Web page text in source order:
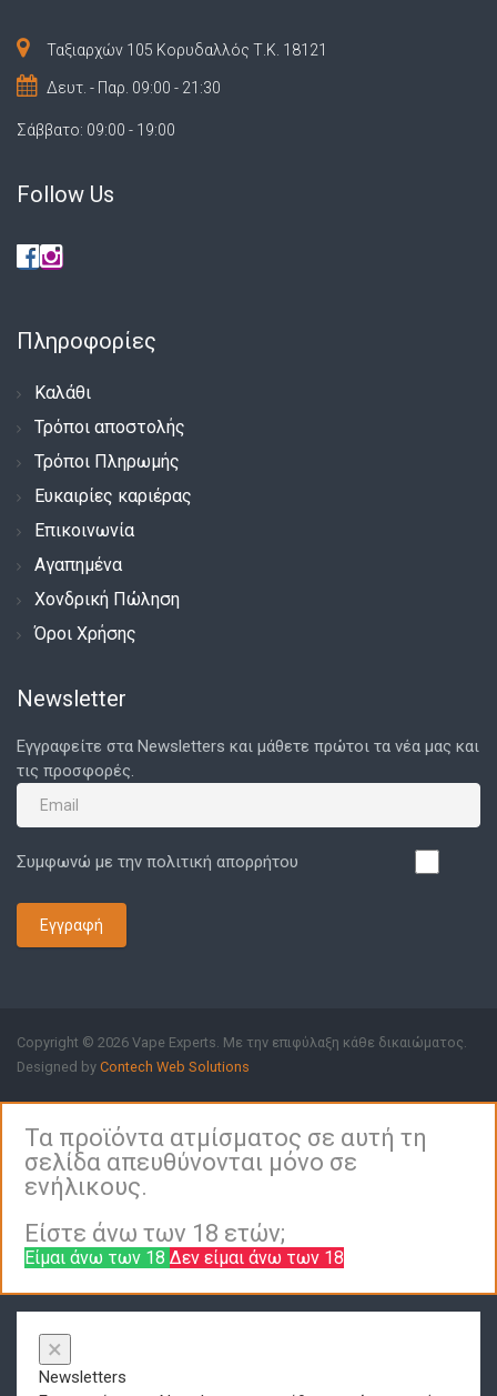
Ταξιαρχών 105 Κορυδαλλός Τ.Κ. 18121
Δευτ. - Παρ. 09:00 - 21:30
Σάββατο: 09:00 - 19:00
Follow Us
Πληροφορίες
Καλάθι
Τρόποι αποστολής
Τρόποι Πληρωμής
Ευκαιρίες καριέρας
Επικοινωνία
Αγαπημένα
Χονδρική Πώληση
Όροι Χρήσης
Newsletter
Εγγραφείτε στα Newsletters και μάθετε πρώτοι τα νέα μας και
τις προσφορές.
Συμφωνώ με την πολιτική απορρήτου
Εγγραφή
Copyright © 2026 Vape Experts. Με την επιφύλαξη κάθε δικαιώματος.
Designed by Contech Web Solutions
Τα προϊόντα ατμίσματος σε αυτή τη
σελίδα απευθύνονται μόνο σε
ενήλικους.
Είστε άνω των 18 ετών;
Είμαι άνω των 18 Δεν είμαι άνω των 18
×
Newsletters